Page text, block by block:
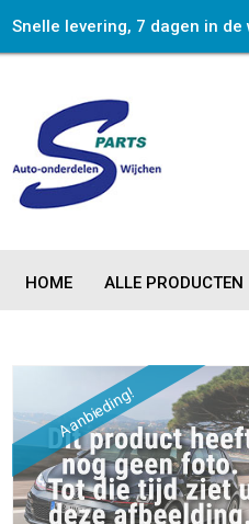
Snelle levering, 7 dagen in
HOME ALLE PRODUCTEN
Aanbieding!